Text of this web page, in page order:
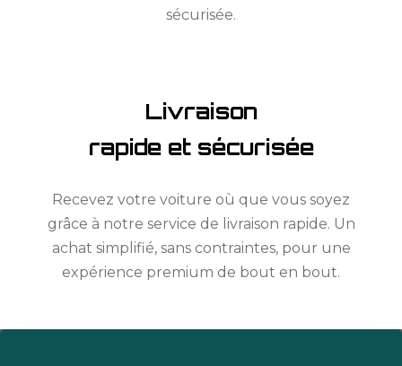
sécurisée.
Livraison
rapide et sécurisée
Recevez votre voiture où que vous soyez
grâce à notre service de livraison rapide. Un
achat simplifié, sans contraintes, pour une
expérience premium de bout en bout.